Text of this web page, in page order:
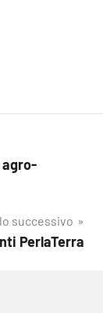
agro-
successivo
PerlaTerra